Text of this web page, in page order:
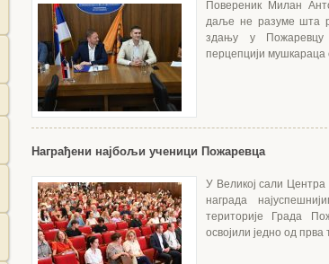
Повереник Милан
даље не разуме шта
здању у Пожаревцу
перцепцији мушкараца
Награђени најбољи ученици Пожаревца
У Великој сали Центра
награда
територије Града
освојили једно од прва